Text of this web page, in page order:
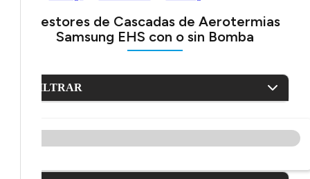
Gestores de Cascadas de Aerotermias
Samsung EHS con o sin Bomba
FILTRAR